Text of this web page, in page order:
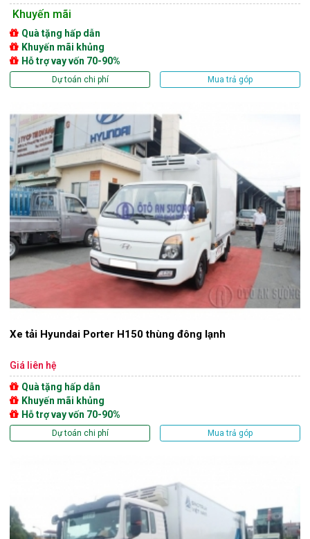
Khuyến mãi
Quà tặng hấp dẫn
Khuyến mãi khủng
Hỗ trợ vay vốn 70-90%
Dự toán chi phí Mua trả góp
Xe tải Hyundai Porter H150 thùng đông lạnh
Giá liên hệ
Quà tặng hấp dẫn
Khuyến mãi khủng
Hỗ trợ vay vốn 70-90%
Dự toán chi phí Mua trả góp